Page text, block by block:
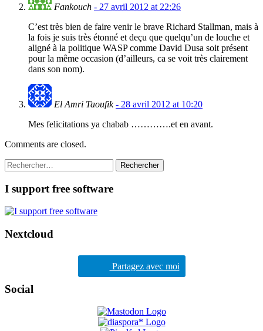
Fankouch - 27 avril 2012 at 22:26
C’est très bien de faire venir le brave Richard Stallman, mais à
la fois je suis très étonné et deçu que quelqu’un de louche et
aligné à la politique WASP comme David Dusa soit présent
pour la même occasion (d’ailleurs, ca se voit très clairement
dans son nom).
El Amri Taoufik - 28 avril 2012 at 10:20
Mes felicitations ya chabab ………….et en avant.
Comments are closed.
Rechercher :
I support free software
Nextcloud
Partagez avec moi
Social